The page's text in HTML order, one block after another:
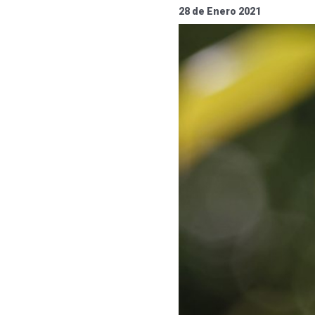
28 de Enero 2021